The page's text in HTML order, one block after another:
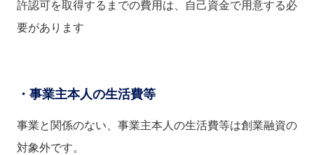
許認可を取得するまでの費用は、自己資金で用意する必
要があります
・事業主本人の生活費等
事業と関係のない、事業主本人の生活費等は創業融資の
対象外です。